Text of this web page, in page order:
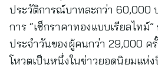
ประวัติการณ์บาทละกว่า 60,000
การ “เช็กราคาทองแบบเรียลไทม์
ประจำวันของผู้คนกว่า 29,000 ค
โหวตเป็นหนึ่งในข่าวยอดนิยมแห่